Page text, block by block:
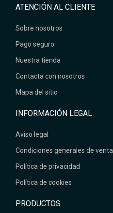
ATENCIÓN AL CLIENTE
Sobre nosotros
Pago seguro
Nuestra tienda
Contacta con nosotros
Mapa del sitio
INFORMACIÓN LEGAL
Aviso legal
Condiciones generales de venta
Política de privacidad
Política de cookies
PRODUCTOS